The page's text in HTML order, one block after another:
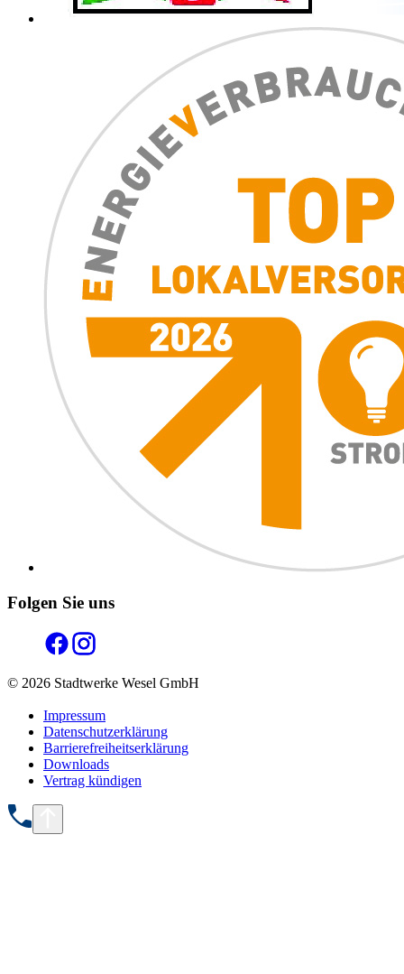
Folgen Sie uns
© 2026 Stadtwerke Wesel GmbH
Impressum
Datenschutzerklärung
Barrierefreiheitserklärung
Downloads
Vertrag kündigen